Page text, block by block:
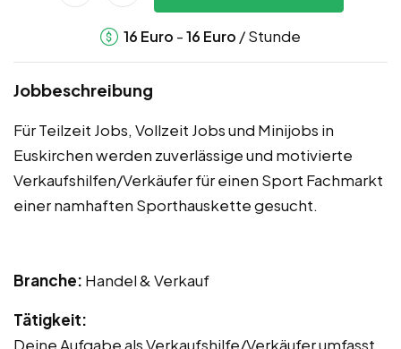
16 Euro -16 Euro / Stunde
Jobbeschreibung
Für Teilzeit Jobs, Vollzeit Jobs und Minijobs in
Euskirchen werden zuverlässige und motivierte
Verkaufshilfen/Verkäufer für einen Sport Fachmarkt
einer namhaften Sporthauskette gesucht.
Branche: Handel & Verkauf
Tätigkeit:
Deine Aufgabe als Verkaufshilfe/Verkäufer umfasst